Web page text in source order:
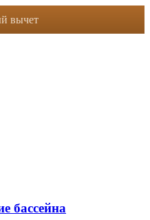
вычет
бассейна